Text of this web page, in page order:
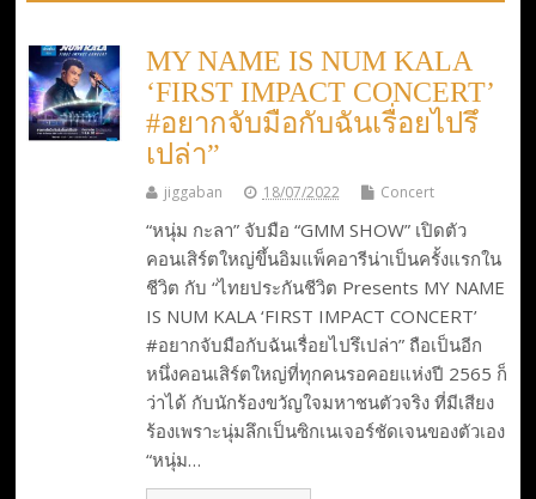
MY NAME IS NUM KALA
‘FIRST IMPACT CONCERT’
#อยากจับมือกับฉันเรื่อยไปรึ
เปล่า”
jiggaban 18/07/2022 Concert
“หนุ่ม กะลา” จับมือ “GMM SHOW” เปิดตัว
คอนเสิร์ตใหญ่ขึ้นอิมแพ็คอารีน่าเป็นครั้งแรกใน
ชีวิต กับ “ไทยประกันชีวิต Presents MY NAME
IS NUM KALA ‘FIRST IMPACT CONCERT’
#อยากจับมือกับฉันเรื่อยไปรึเปล่า” ถือเป็นอีก
หนึ่งคอนเสิร์ตใหญ่ที่ทุกคนรอคอยแห่งปี 2565 ก็
ว่าได้ กับนักร้องขวัญใจมหาชนตัวจริง ที่มีเสียง
ร้องเพราะนุ่มลึกเป็นซิกเนเจอร์ชัดเจนของตัวเอง
“หนุ่ม…